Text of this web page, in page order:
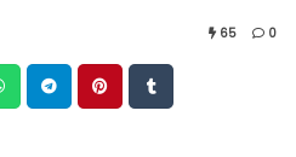
65 0